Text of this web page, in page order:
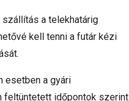
a telekhatárig
kell tenni a futár kézi
esetben a gyári
feltüntetett időpontok szerint